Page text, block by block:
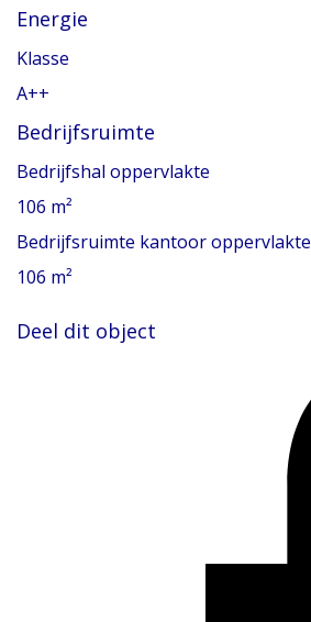
Energie
Klasse
A++
Bedrijfsruimte
Bedrijfshal oppervlakte
106 m²
Bedrijfsruimte kantoor oppervlakte
106 m²
Deel dit object